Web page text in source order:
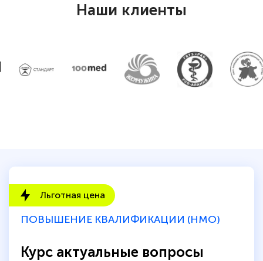
Наши клиенты
Льготная цена
ПОВЫШЕНИЕ КВАЛИФИКАЦИИ (НМО)
Курс актуальные вопросы